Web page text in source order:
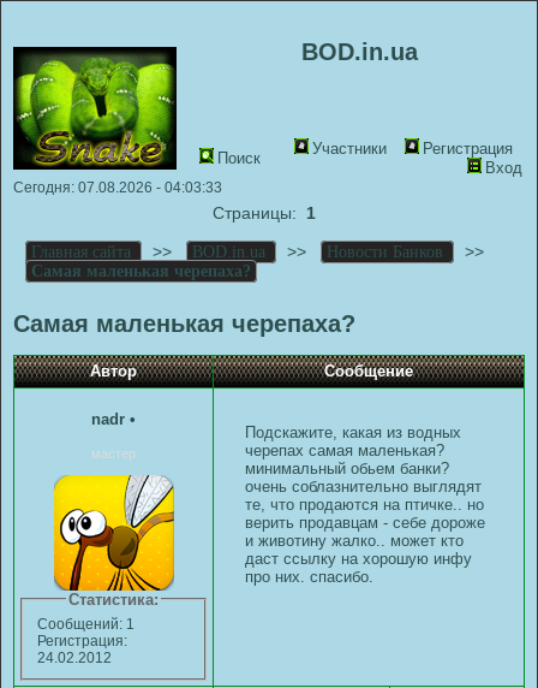
BOD.in.ua
Поиск
Участники
Регистрация
Вход
Сегодня: 07.08.2026 - 04:03:33
Страницы: 1
Главная сайта >> BOD.in.ua >> Новости Банков >>
Самая маленькая черепаха?
Самая маленькая черепаха?
Автор Сообщение
nadr •
мастер
Статистика:
Сообщений: 1
Регистрация:
24.02.2012
Подскажите, какая из водных
черепах самая маленькая?
минимальный обьем банки?
очень соблазнительно выглядят
те, что продаются на птичке.. но
верить продавцам - себе дороже
и животину жалко.. может кто
даст ссылку на хорошую инфу
про них. спасибо.